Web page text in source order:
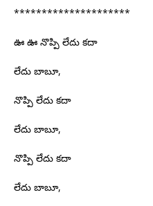
*********************
ఊ ఊ నొప్పి లేదు కదా
లేదు బాబూ,
నొప్పి లేదు కదా
లేదు బాబూ,
నొప్పి లేదు కదా
లేదు బాబూ,